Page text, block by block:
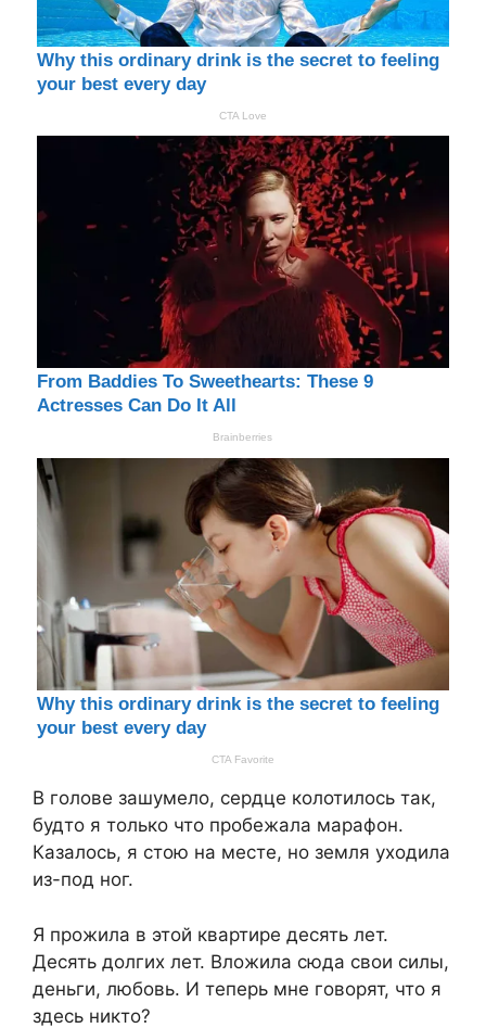
В голове зашумело, сердце колотилось так,
будто я только что пробежала марафон.
Казалось, я стою на месте, но земля уходила
из-под ног.
Я прожила в этой квартире десять лет.
Десять долгих лет. Вложила сюда свои силы,
деньги, любовь. И теперь мне говорят, что я
здесь никто?